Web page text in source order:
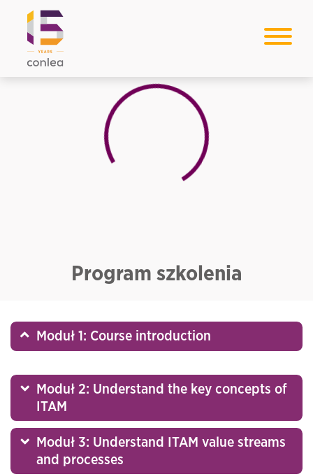
Loading...
Program szkolenia
Moduł 1: Course introduction
Moduł 2: Understand the key concepts of
ITAM
Moduł 3: Understand ITAM value streams
and processes